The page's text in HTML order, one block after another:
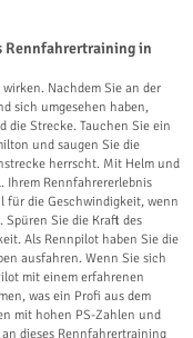
Rennfahrertraining in
Nachdem Sie an der
sich umgesehen haben,
die Strecke. Tauchen Sie ein
und saugen Sie die
herrscht. Mit Helm und
Ihrem Rennfahrererlebnis
für die Geschwindigkeit, wenn
Spüren Sie die Kraft des
Als Rennpilot haben Sie die
ausfahren. Wenn Sie sich
mit einem erfahrenen
was ein Profi aus dem
mit hohen PS-Zahlen und
dieses Rennfahrertraining